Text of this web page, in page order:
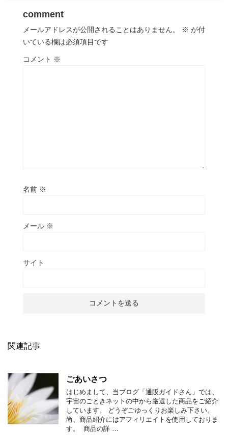
comment
メールアドレスが公開されることはありません。 ※ が付
いている欄は必須項目です
コメント ※
名前 ※
メール ※
サイト
関連記事
ごあいさつ
はじめまして、当ブログ「通販ガイドさん」では、
宇宙のごときネットの中から厳選した商品をご紹介
しています。 どうぞごゆっくりお楽しみ下さい。
尚、商品紹介にはアフィリエイトを使用しておりま
す。 商品の詳 …